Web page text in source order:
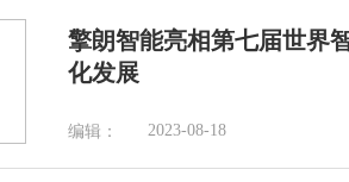
擎朗智能亮相第七届世界
化发展
编辑： 2023-08-18